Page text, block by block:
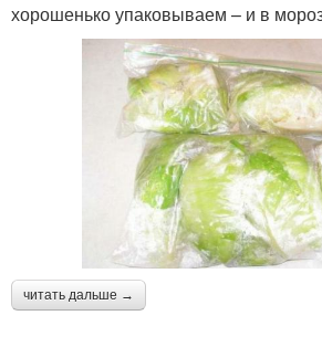
хорошенько упаковываем – и в
читать дальше →